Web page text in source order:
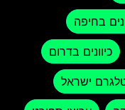
בחיפה
כיוונים בדרום
ישראל